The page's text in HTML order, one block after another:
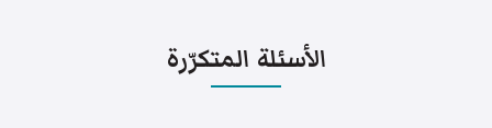
الأسئلة المتكرّرة